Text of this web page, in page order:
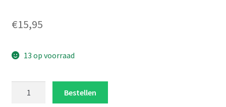
€15,95
13 op voorraad
Bestellen